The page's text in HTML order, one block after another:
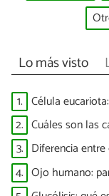
Lo más visto
1. Célula
2. Cuáles son las
3. Diferencia
4. Ojo humano: